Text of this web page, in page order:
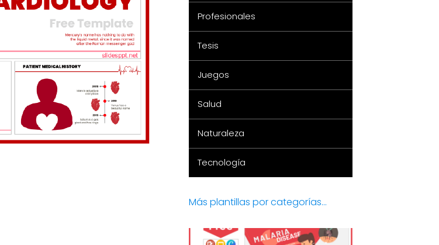
Profesionales
Tesis
Juegos
Salud
Naturaleza
Tecnología
Más plantillas por categorías...